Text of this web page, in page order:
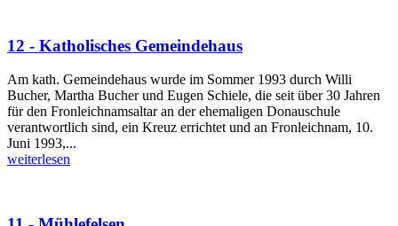
12 - Katholisches Gemeindehaus
Am kath. Gemeindehaus wurde im Sommer 1993 durch Willi
Bucher, Martha Bucher und Eugen Schiele, die seit über 30 Jahren
für den Fronleichnamsaltar an der ehemaligen Donauschule
verantwortlich sind, ein Kreuz errichtet und an Fronleichnam, 10.
Juni 1993,...
weiterlesen